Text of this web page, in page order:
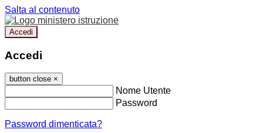
Salta al contenuto
Accedi
Accedi
button close ×
Nome Utente
Password
Password dimenticata?